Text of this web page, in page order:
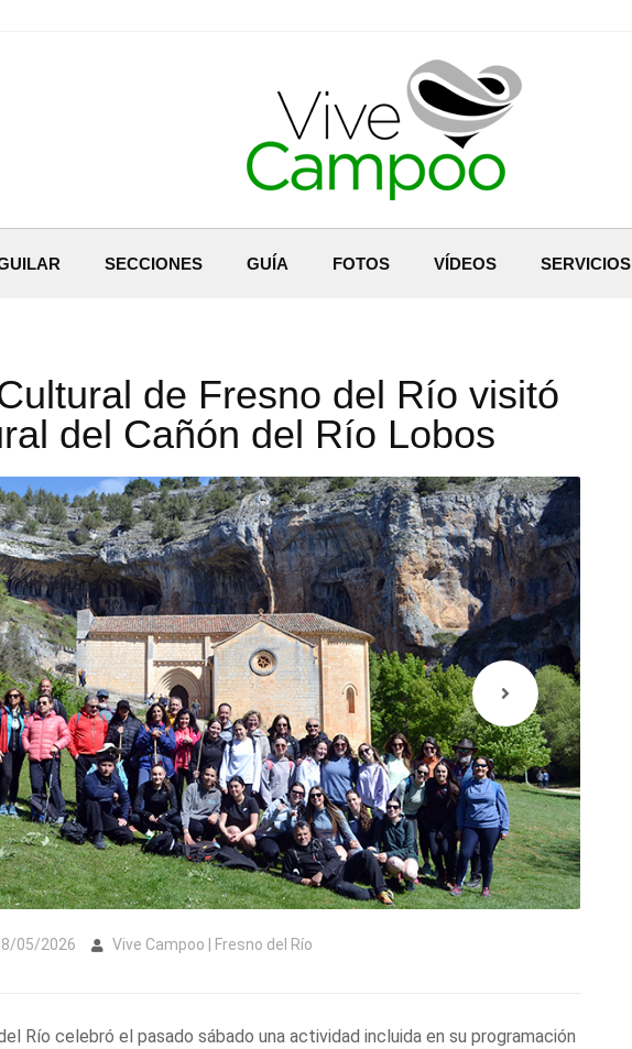
SECCIONES GUÍA FOTOS VÍDEOS SERVICIOS
de Fresno del Río visitó
del Cañón del Río Lobos
05/2026 Vive Campoo | Fresno del Río
Río celebró el pasado sábado una actividad incluida en su programación